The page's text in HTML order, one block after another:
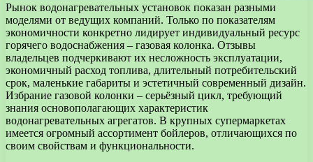
Рынок водонагревательных установок показан разными
моделями от ведущих компаний. Только по показателям
экономичности конкретно лидирует индивидуальный ресурс
горячего водоснабжения – газовая колонка. Отзывы
владельцев подчеркивают их несложность эксплуатации,
экономичный расход топлива, длительный потребительский
срок, маленькие габариты и эстетичный современный дизайн.
Избрание газовой колонки – серьёзный цикл, требующий
знания основополагающих характеристик
водонагревательных агрегатов. В крупных супермаркетах
имеется огромный ассортимент бойлеров, отличающихся по
своим свойствам и функциональности.